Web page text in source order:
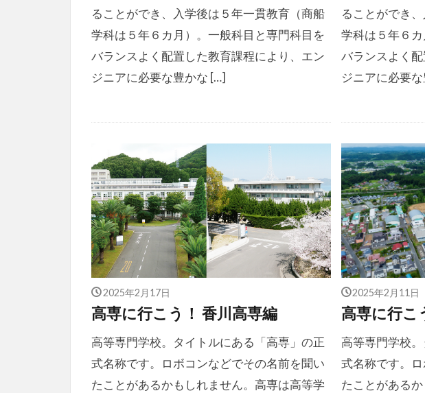
ることができ、入学後は５年一貫教育（商船
学科は５年６カ月）。一般科目と専門科目を
バランスよく配置した教育課程により、エン
ジニアに必要な豊かな […]
ることができ
学科は５年６
バランスよく
ジニアに必要
2025年2月17日
高専に行こう！ 香川高専編
高等専門学校。タイトルにある「高専」の正
式名称です。ロボコンなどでその名前を聞い
たことがあるかもしれません。高専は高等学
2025年2月11日
高専に行こ
高等専門学校
式名称です。
たことがある